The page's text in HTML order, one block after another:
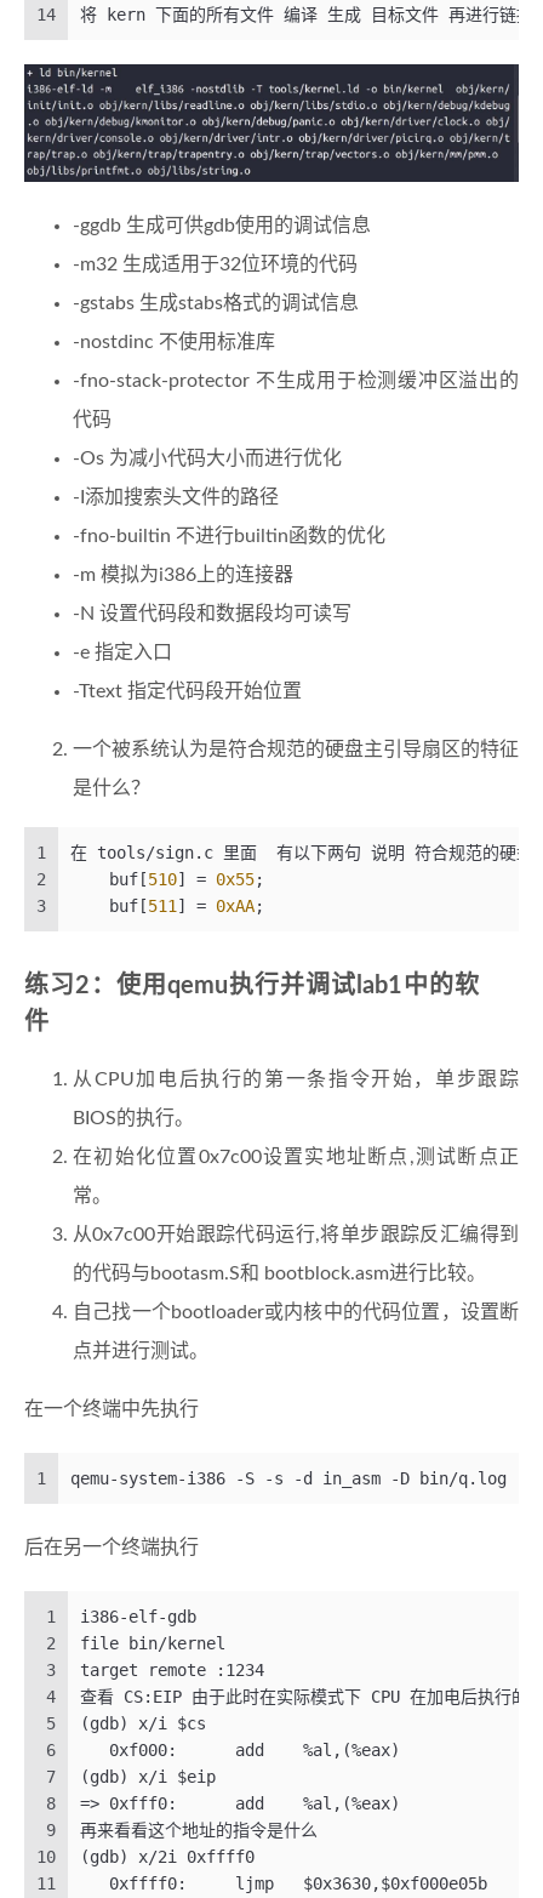
14
将 kern 下面的所有文件 编译 生成 目标文件 再进行链接
-ggdb 生成可供gdb使用的调试信息
-m32 生成适用于32位环境的代码
-gstabs 生成stabs格式的调试信息
-nostdinc 不使用标准库
-fno-stack-protector 不生成用于检测缓冲区溢出的
代码
-Os 为减小代码大小而进行优化
-I添加搜索头文件的路径
-fno-builtin 不进行builtin函数的优化
-m 模拟为i386上的连接器
-N 设置代码段和数据段均可读写
-e 指定入口
-Ttext 指定代码段开始位置
一个被系统认为是符合规范的硬盘主引导扇区的特征
是什么？
1
2
3
在 tools/sign.c 里面  有以下两句 说明 符合规范的硬盘
    buf[
510] = 0x55;
    buf[
511] = 0xAA;
练习2：使用qemu执行并调试lab1中的软
件
从CPU加电后执行的第一条指令开始，单步跟踪
BIOS的执行。
在初始化位置0x7c00设置实地址断点,测试断点正
常。
从0x7c00开始跟踪代码运行,将单步跟踪反汇编得到
的代码与bootasm.S和 bootblock.asm进行比较。
自己找一个bootloader或内核中的代码位置，设置断
点并进行测试。
在一个终端中先执行
1 qemu-system-i386 -S -s -d in_asm -D bin/q.log -
后在另一个终端执行
1
2
3
4
5
6
7
8
9
10
11
i386-elf-gdb
file bin/kernel
target remote :1234
查看 CS:EIP 由于此时在实际模式下 CPU 在加电后执
(gdb) x/i $cs
   0xf000:	add    %al,(%eax)
(gdb) x/i $eip
=> 0xfff0:	add    %al,(%eax)
再来看看这个地址的指令是什么
(gdb) x/2i 0xffff0
   0xffff0:	ljmp   $0x3630,$0xf000e05b